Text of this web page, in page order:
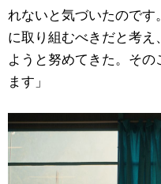
れないと気づいたので
に取り組むべきだと考
ようと努めてきた。そ
ます」